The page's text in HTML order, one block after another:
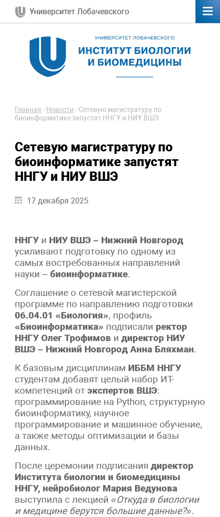
Университет Лобачевского
Главная - Новости - Сетевую магистратуру по
биоинформатике запустят ННГУ и НИУ ВШЭ
Сетевую магистратуру по
биоинформатике запустят
ННГУ и НИУ ВШЭ
17 декабря 2025
ННГУ и НИУ ВШЭ – Нижний Новгород
усиливают подготовку по одному из
самых востребованных направлений
науки – биоинформатике.
Соглашение о сетевой магистерской
программе по направлению подготовки
06.04.01 «Биология», профиль
«Биоинформатика» подписали ректор
ННГУ Олег Трофимов и директор НИУ
ВШЭ – Нижний Новгород Анна Бляхман.
К базовым дисциплинам ИББМ ННГУ
студентам добавят целый набор ИТ-
компетенций от экспертов ВШЭ:
программирование на Python, структурную
биоинформатику, научное
программирование и машинное обучение,
а также методы оптимизации и базы
данных.
После церемонии подписания директор
Института биологии и биомедицины
ННГУ, нейробиолог Мария Ведунова
выступила с лекцией «Откуда в биологии
и медицине берутся большие данные?».